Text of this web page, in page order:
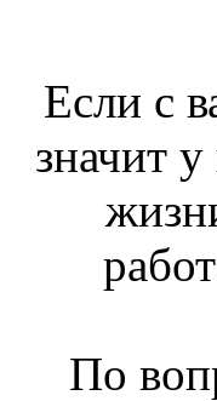
Если с
значит
По